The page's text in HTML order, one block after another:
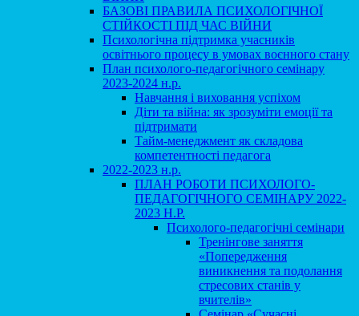
БАЗОВІ ПРАВИЛА ПСИХОЛОГІЧНОЇ
СТІЙКОСТІ ПІД ЧАС ВІЙНИ
Психологічна підтримка учасників
освітнього процесу в умовах воєнного стану
План психолого-педагогічного семінару
2023-2024 н.р.
Навчання і виховання успіхом
Діти та війна: як зрозуміти емоції та
підтримати
Тайм-менеджмент як складова
компетентності педагога
2022-2023 н.р.
ПЛАН РОБОТИ ПСИХОЛОГО-
ПЕДАГОГІЧНОГО СЕМІНАРУ 2022-
2023 Н.Р.
Психолого-педагогічні семінари
Тренінгове заняття
«Попередження
виникнення та подолання
стресових станів у
вчителів»